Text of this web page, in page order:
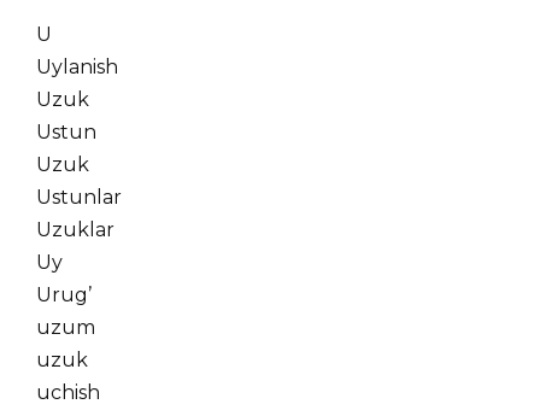
U
Uylanish
Uzuk
Ustun
Uzuk
Ustunlar
Uzuklar
Uy
Urug’
uzum
uzuk
uchish